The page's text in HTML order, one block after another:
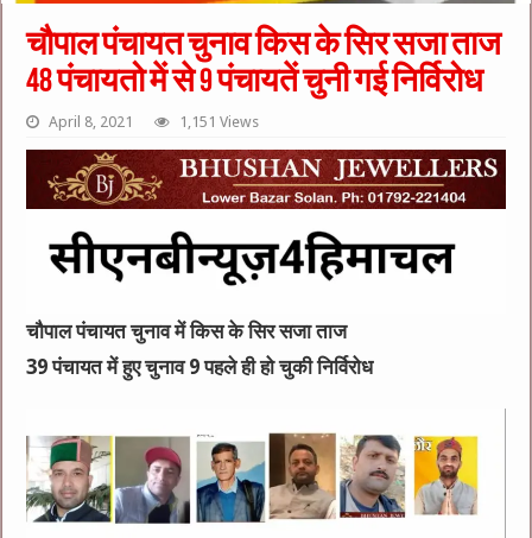
चौपाल पंचायत चुनाव किस के सिर सजा ताज
48 पंचायतो में से 9 पंचायतें चुनी गई निर्विरोध
April 8, 2021 1,151 Views
चौपाल पंचायत चुनाव में किस के सिर सजा ताज
39 पंचायत में हुए चुनाव 9 पहले ही हो चुकी निर्विरोध